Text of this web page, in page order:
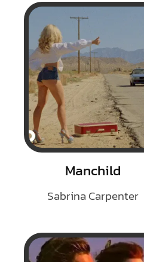
Manchild
Sabrina Carpenter